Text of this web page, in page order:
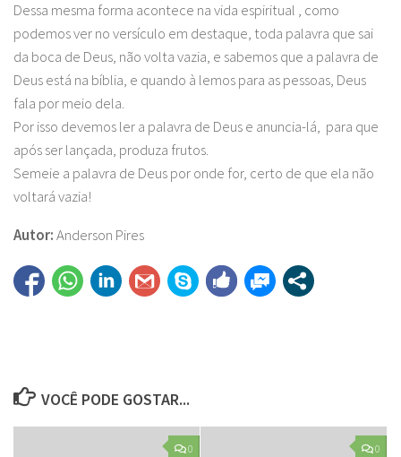
Dessa mesma forma acontece na vida espiritual , como
podemos ver no versículo em destaque, toda palavra que sai
da boca de Deus, não volta vazia, e sabemos que a palavra de
Deus está na bíblia, e quando à lemos para as pessoas, Deus
fala por meio dela.
Por isso devemos ler a palavra de Deus e anuncia-lá, para que
após ser lançada, produza frutos.
Semeie a palavra de Deus por onde for, certo de que ela não
voltará vazia!
Autor:Anderson Pires
VOCÊ PODE GOSTAR...
0 0